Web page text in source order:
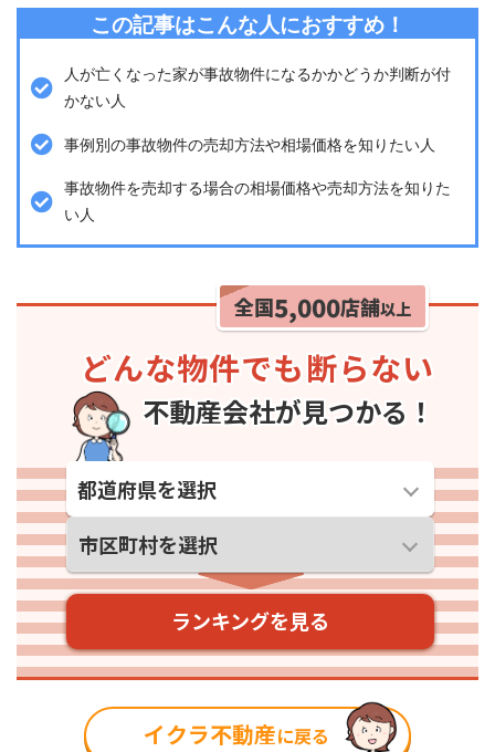
この記事はこんな人におすすめ！
人が亡くなった家が事故物件になるかかどうか判断が付
かない人
事例別の事故物件の売却方法や相場価格を知りたい人
事故物件を売却する場合の相場価格や売却方法を知りた
い人